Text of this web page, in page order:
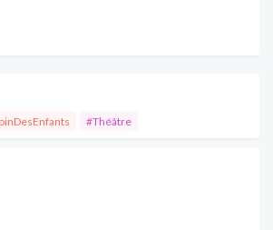
#Théâtre